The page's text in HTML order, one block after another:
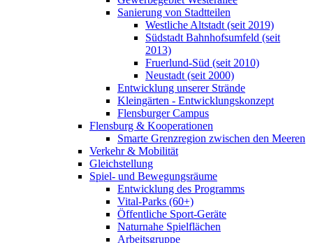
Sanierung von Stadtteilen
Westliche Altstadt (seit 2019)
Südstadt Bahnhofsumfeld (seit
2013)
Fruerlund-Süd (seit 2010)
Neustadt (seit 2000)
Entwicklung unserer Strände
Kleingärten - Entwicklungskonzept
Flensburger Campus
Flensburg & Kooperationen
Smarte Grenzregion zwischen den Meeren
Verkehr & Mobilität
Gleichstellung
Spiel- und Bewegungsräume
Entwicklung des Programms
Vital-Parks (60+)
Öffentliche Sport-Geräte
Naturnahe Spielflächen
Arbeitsgruppe